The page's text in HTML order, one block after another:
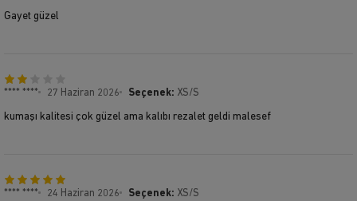
Gayet güzel
**** **** 27 Haziran 2026 Seçenek: XS/S
kumaşı kalitesi çok güzel ama kalıbı rezalet geldi malesef
**** **** 24 Haziran 2026 Seçenek: XS/S